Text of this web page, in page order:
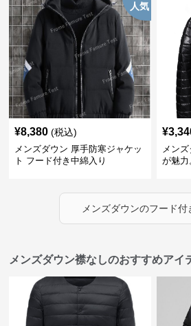
人気
¥8,380 (税込)
メンズダウン 厚手防寒ジャケッ
ト フード付き中綿入り
¥
メン
が魅力
メンズダウンのフード付
メンズダウン襟なしのおすすめアイ